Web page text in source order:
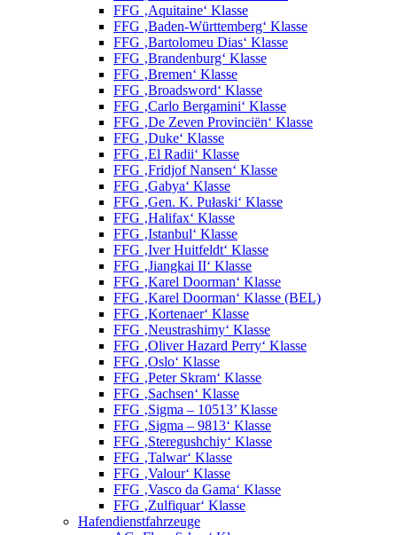
FFG ‚Aquitaine‘ Klasse
FFG ‚Baden-Württemberg‘ Klasse
FFG ‚Bartolomeu Dias‘ Klasse
FFG ‚Brandenburg‘ Klasse
FFG ‚Bremen‘ Klasse
FFG ‚Broadsword‘ Klasse
FFG ‚Carlo Bergamini‘ Klasse
FFG ‚De Zeven Provinciën‘ Klasse
FFG ‚Duke‘ Klasse
FFG ‚El Radii‘ Klasse
FFG ‚Fridjof Nansen‘ Klasse
FFG ‚Gabya‘ Klasse
FFG ‚Gen. K. Pułaski‘ Klasse
FFG ‚Halifax‘ Klasse
FFG ‚Istanbul‘ Klasse
FFG ‚Iver Huitfeldt‘ Klasse
FFG ‚Jiangkai II‘ Klasse
FFG ‚Karel Doorman‘ Klasse
FFG ‚Karel Doorman‘ Klasse (BEL)
FFG ‚Kortenaer‘ Klasse
FFG ‚Neustrashimy‘ Klasse
FFG ‚Oliver Hazard Perry‘ Klasse
FFG ‚Oslo‘ Klasse
FFG ‚Peter Skram‘ Klasse
FFG ‚Sachsen‘ Klasse
FFG ‚Sigma – 10513’ Klasse
FFG ‚Sigma – 9813‘ Klasse
FFG ‚Steregushchiy‘ Klasse
FFG ‚Talwar‘ Klasse
FFG ‚Valour‘ Klasse
FFG ‚Vasco da Gama‘ Klasse
FFG ‚Zulfiquar‘ Klasse
Hafendienstfahrzeuge